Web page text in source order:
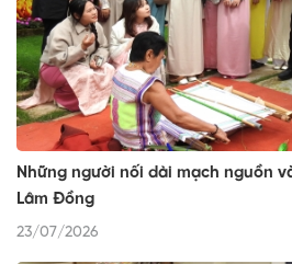
Những người nối dài mạch nguồn
Lâm Đồng
23/07/2026